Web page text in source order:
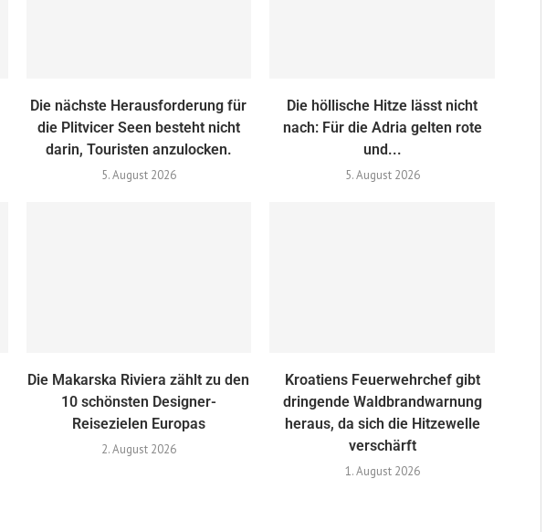
Die nächste Herausforderung für
die Plitvicer Seen besteht nicht
darin, Touristen anzulocken.
5. August 2026
Die höllische Hitze lässt nicht
nach: Für die Adria gelten rote
und...
5. August 2026
Die Makarska Riviera zählt zu den
10 schönsten Designer-
Reisezielen Europas
2. August 2026
Kroatiens Feuerwehrchef gibt
dringende Waldbrandwarnung
heraus, da sich die Hitzewelle
verschärft
1. August 2026